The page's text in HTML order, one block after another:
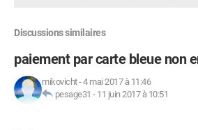
Discussions similaires
paiement par carte bleue non
mikovicht-4 mai 2017 à 11:46
pesage31 - 11 juin 2017 à 10:51